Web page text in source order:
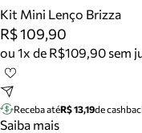
Tamanco
Tênis
Mule
Tire dúvidas
Kit Mini Lenço Brizza
R$ 109,90
ou 1x de R$109,90 sem
Receba atéR$ 13,19de
Saiba mais